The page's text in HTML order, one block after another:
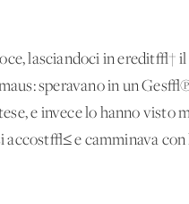
lasciandoci in eredit√†
speravano in un
e invece lo hanno visto
e camminava con